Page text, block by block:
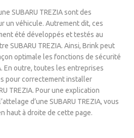
SUBARU TREZIA sont des
un véhicule. Autrement dit, ces
été développés et testés au
SUBARU TREZIA. Ainsi, Brink peut
optimale les fonctions de sécurité
En outre, toutes les entreprises
pour correctement installer
TREZIA. Pour une explication
d’une SUBARU TREZIA, vous
haut à droite de cette page.